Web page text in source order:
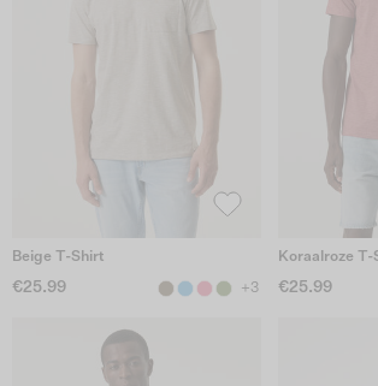
Beige T-Shirt
€25.99 +3
Koraalroze T-
€25.99